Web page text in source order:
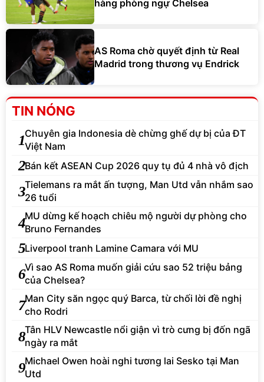
hàng phòng ngự Chelsea
AS Roma chờ quyết định từ Real
Madrid trong thương vụ Endrick
TIN NÓNG
1Chuyên gia Indonesia dè chừng ghế dự bị của ĐT
Việt Nam
2Bán kết ASEAN Cup 2026 quy tụ đủ 4 nhà vô địch
3Tielemans ra mắt ấn tượng, Man Utd vẫn nhắm sao
26 tuổi
4MU dừng kế hoạch chiêu mộ người dự phòng cho
Bruno Fernandes
5Liverpool tranh Lamine Camara với MU
6Vì sao AS Roma muốn giải cứu sao 52 triệu bảng
của Chelsea?
7Man City săn ngọc quý Barca, từ chối lời đề nghị
cho Rodri
8Tân HLV Newcastle nổi giận vì trò cưng bị đốn ngã
ngày ra mắt
9Michael Owen hoài nghi tương lai Sesko tại Man
Utd